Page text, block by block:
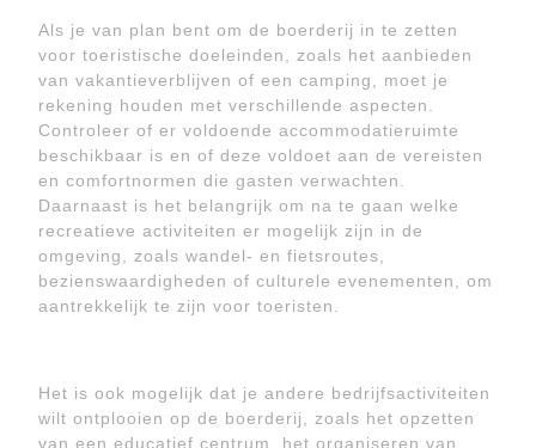
Als je van plan bent om de boerderij in te zetten
voor toeristische doeleinden, zoals het aanbieden
van vakantieverblijven of een camping, moet je
rekening houden met verschillende aspecten.
Controleer of er voldoende accommodatieruimte
beschikbaar is en of deze voldoet aan de vereisten
en comfortnormen die gasten verwachten.
Daarnaast is het belangrijk om na te gaan welke
recreatieve activiteiten er mogelijk zijn in de
omgeving, zoals wandel- en fietsroutes,
bezienswaardigheden of culturele evenementen, om
aantrekkelijk te zijn voor toeristen.
Het is ook mogelijk dat je andere bedrijfsactiviteiten
wilt ontplooien op de boerderij, zoals het opzetten
van een educatief centrum, het organiseren van